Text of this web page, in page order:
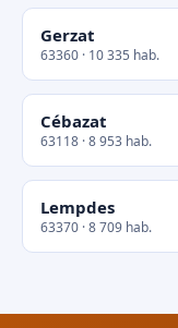
Gerzat
63360 · 10 335 hab.
Cébazat
63118 · 8 953 hab.
Lempdes
63370 · 8 709 hab.